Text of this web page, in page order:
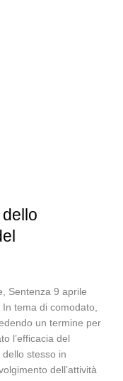
Sentenza 9 aprile
tema di comodato,
un termine per
l’efficacia del
stesso in
dell’attività